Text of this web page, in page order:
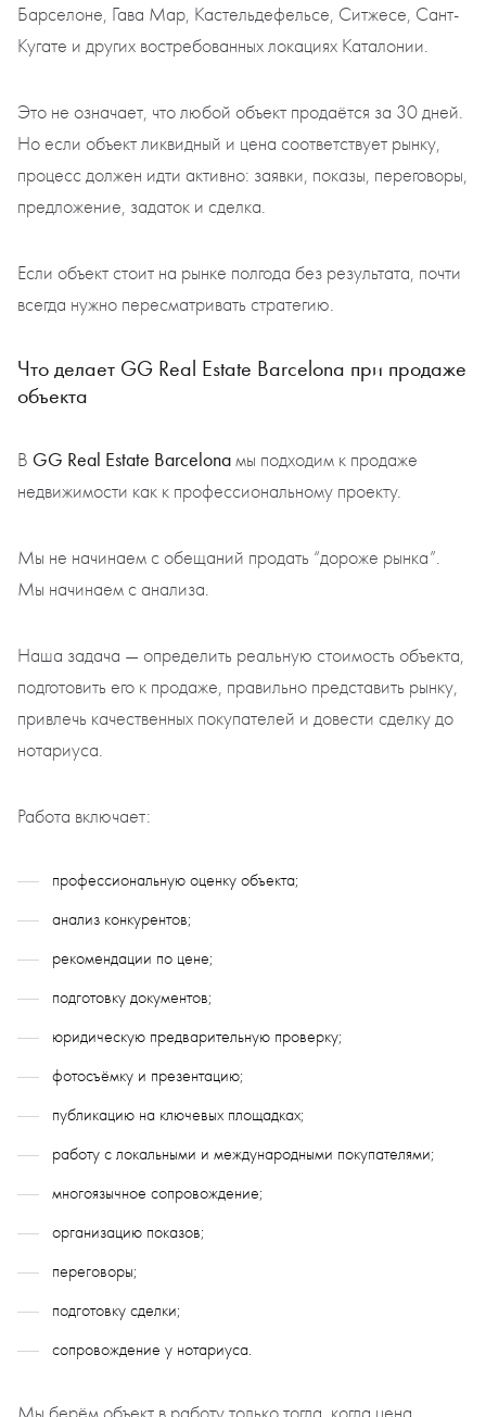
Барселоне, Гава Мар, Кастельдефельсе, Ситжесе, Сант-
Кугате и других востребованных локациях Каталонии.
Это не означает, что любой объект продаётся за 30 дней.
Но если объект ликвидный и цена соответствует рынку,
процесс должен идти активно: заявки, показы, переговоры,
предложение, задаток и сделка.
Если объект стоит на рынке полгода без результата, почти
всегда нужно пересматривать стратегию.
Что делает GG Real Estate Barcelona при продаже
объекта
В GG Real Estate Barcelonaмы подходим к продаже
недвижимости как к профессиональному проекту.
Мы не начинаем с обещаний продать “дороже рынка”.
Мы начинаем с анализа.
Наша задача — определить реальную стоимость объекта,
подготовить его к продаже, правильно представить рынку,
привлечь качественных покупателей и довести сделку до
нотариуса.
Работа включает:
профессиональную оценку объекта;
анализ конкурентов;
рекомендации по цене;
подготовку документов;
юридическую предварительную проверку;
фотосъёмку и презентацию;
публикацию на ключевых площадках;
работу с локальными и международными покупателями;
многоязычное сопровождение;
организацию показов;
переговоры;
подготовку сделки;
сопровождение у нотариуса.